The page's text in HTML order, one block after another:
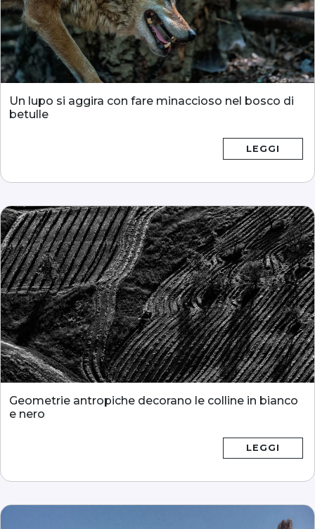
Un lupo si aggira con fare minaccioso nel bosco di
betulle
LEGGI
Geometrie antropiche decorano le colline in bianco
e nero
LEGGI